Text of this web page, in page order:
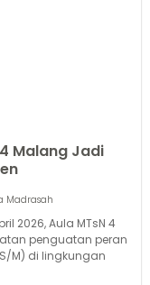
Malang Jadi
Madrasah
2026, Aula MTsN 4
penguatan peran
M) di lingkungan